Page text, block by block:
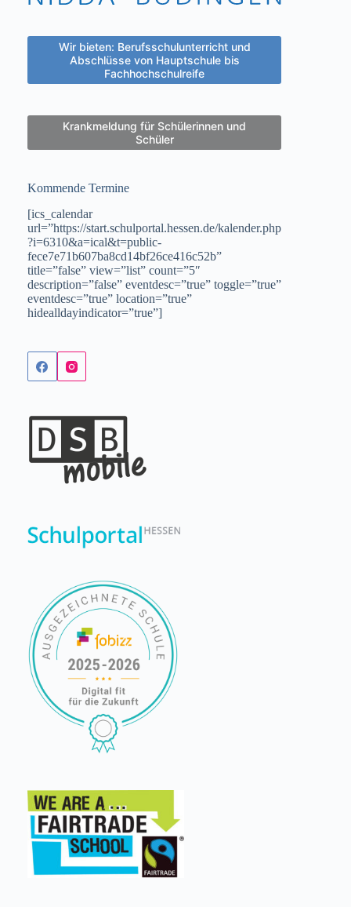
Wir bieten: Berufsschulunterricht und
Abschlüsse von Hauptschule bis
Fachhochschulreife
Krankmeldung für Schülerinnen und
Schüler
Kommende Termine
[ics_calendar
url=”https://start.schulportal.hessen.de/kalender.php
?i=6310&a=ical&t=public-
fece7e71b607ba8cd14bf26ce416c52b”
title=”false” view=”list” count=”5″
description=”false” eventdesc=”true” toggle=”true”
eventdesc=”true” location=”true”
hidealldayindicator=”true”]